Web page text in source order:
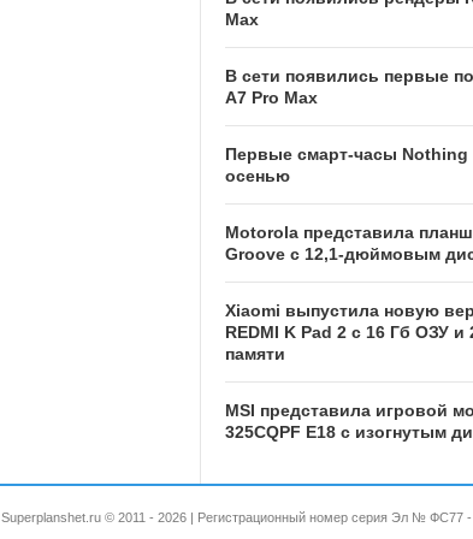
Max
В сети появились первые
A7 Pro Max
Первые смарт-часы Nothing
осенью
Motorola представила
Groove с 12,1-дюймовым
Xiaomi выпустила новую
REDMI K Pad 2 с 16 Гб ОЗУ
памяти
MSI представила игровой
325CQPF E18 с изогнутым
Superplanshet.ru © 2011 - 2026 | Регистрационный номер серия Эл № ФС77 -